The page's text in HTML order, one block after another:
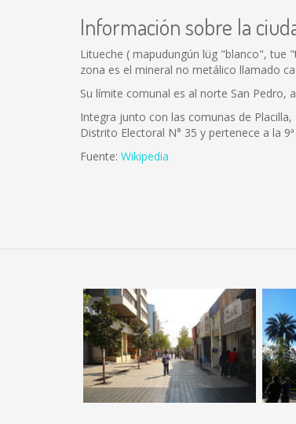
Información sobre la
Litueche ( mapudungún lüg "blanco", tue
zona es el mineral no metálico llamado
Su límite comunal es al norte San Pedro,
Integra junto con las comunas de
Distrito Electoral N° 35 y pertenece a la
Fuente: Wikipedia